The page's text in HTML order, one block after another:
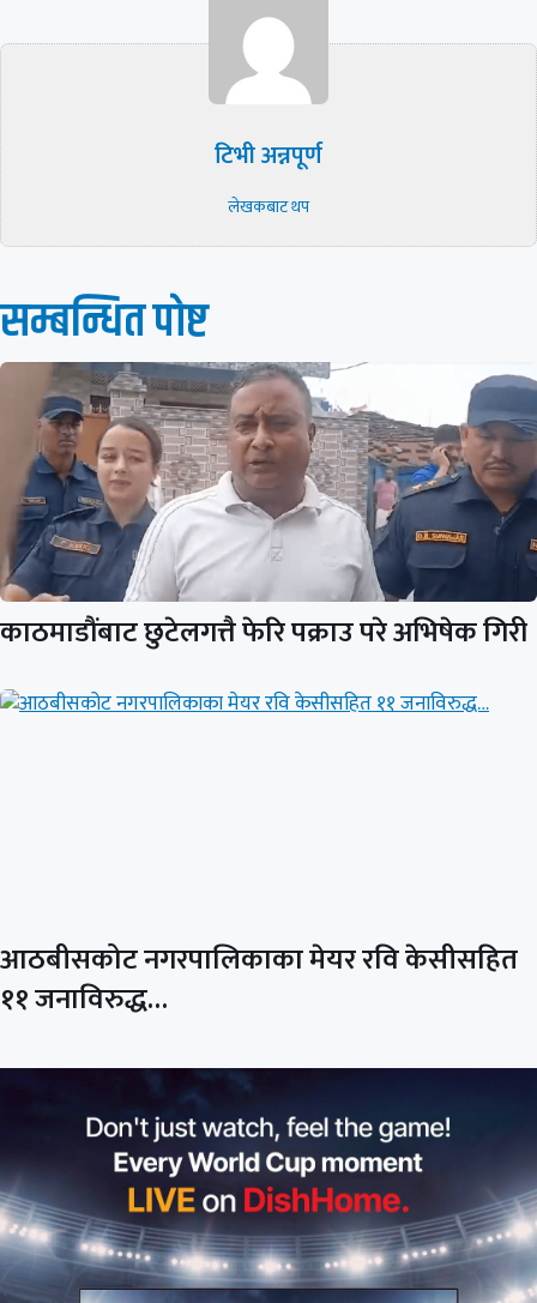
टिभी अन्नपूर्ण
लेखकबाट थप
सम्बन्धित पाेष्ट
काठमाडौंबाट छुटेलगत्तै फेरि पक्राउ परे अभिषेक गिरी
आठबीसकोट नगरपालिकाका मेयर रवि केसीसहित
११ जनाविरुद्ध…